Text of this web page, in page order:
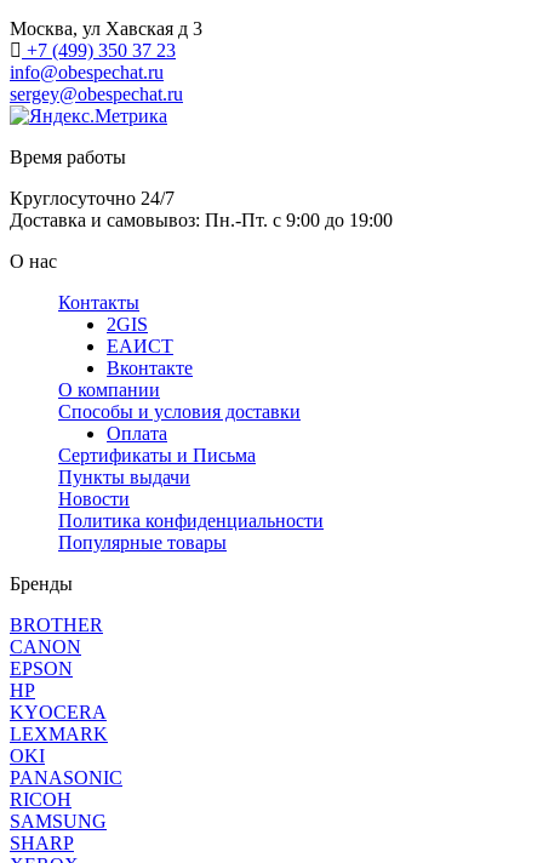
Москва, ул Хавская д 3
+7 (499) 350 37 23
info@obespechat.ru
sergey@obespechat.ru
Время работы
Круглосуточно 24/7
Доставка и самовывоз: Пн.-Пт. с 9:00 до 19:00
О нас
Контакты
2GIS
ЕАИСТ
Вконтакте
О компании
Способы и условия доставки
Оплата
Сертификаты и Письма
Пункты выдачи
Новости
Политика конфиденциальности
Популярные товары
Бренды
BROTHER
CANON
EPSON
HP
KYOCERA
LEXMARK
OKI
PANASONIC
RICOH
SAMSUNG
SHARP